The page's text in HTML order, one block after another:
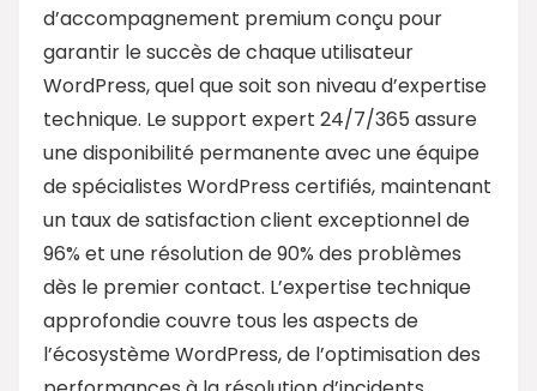
d’accompagnement premium conçu pour
garantir le succès de chaque utilisateur
WordPress, quel que soit son niveau d’expertise
technique. Le support expert 24/7/365 assure
une disponibilité permanente avec une équipe
de spécialistes WordPress certifiés, maintenant
un taux de satisfaction client exceptionnel de
96% et une résolution de 90% des problèmes
dès le premier contact. L’expertise technique
approfondie couvre tous les aspects de
l’écosystème WordPress, de l’optimisation des